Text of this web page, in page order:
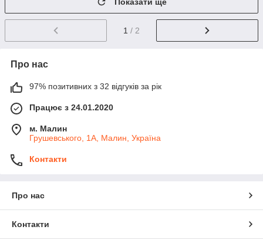
1 / 2
Про нас
97% позитивних з 32 відгуків за рік
Працює з 24.01.2020
м. Малин
Грушевського, 1А, Малин, Україна
Контакти
Про нас
Контакти